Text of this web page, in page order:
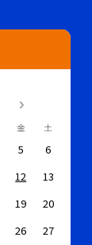
金 土
5
6
12
13
19
20
26
27